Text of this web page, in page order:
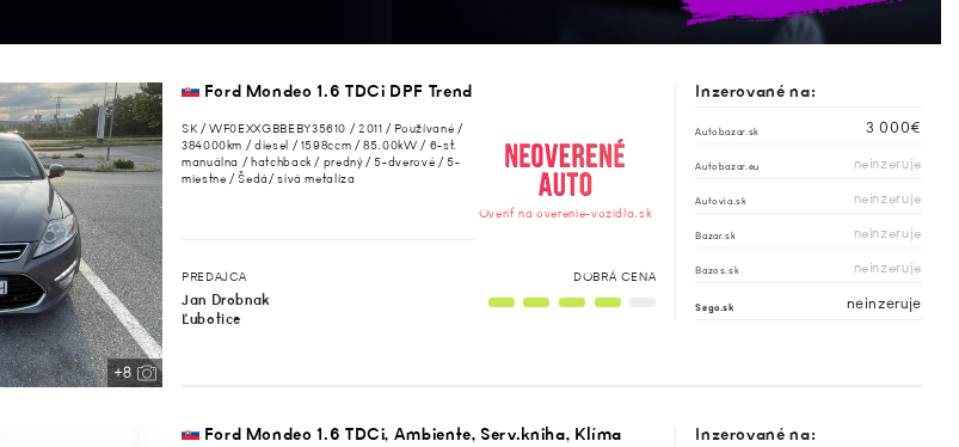
+8
Ford Mondeo 1.6 TDCi DPF Trend
SK / WF0EXXGBBEBY35610 / 2011 / Používané /
384000km / diesel / 1598ccm / 85.00kW / 6-st.
manuálna / hatchback / predný / 5-dverové / 5-
miestne / Šedá/ sivá metalíza
Overiť na overenie-vozidla.sk
PREDAJCA
Jan Drobnak
Ľubotice
DOBRÁ CENA
Inzerované na:
Autobazar.sk 3 000€
Autobazar.eu neinzeruje
Autovia.sk neinzeruje
Bazar.sk neinzeruje
Bazos.sk neinzeruje
Sego.sk neinzeruje
Ford Mondeo 1.6 TDCi, Ambiente, Serv.kniha, Klíma Inzerované na: